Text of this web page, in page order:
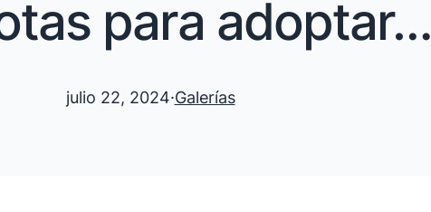
para adoptar…
julio 22, 2024·Galerías